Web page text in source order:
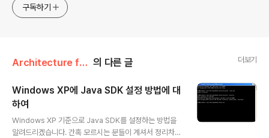
구독하기
Architecture for Software/Java 의 다른 글 더보기
Windows XP에 Java SDK 설정 방법에 대
하여
Windows XP 기준으로 Java SDK를 설정하는 방법을
알려드리겠습니다. 간혹 모르시는 분들이 계셔서 정리차원